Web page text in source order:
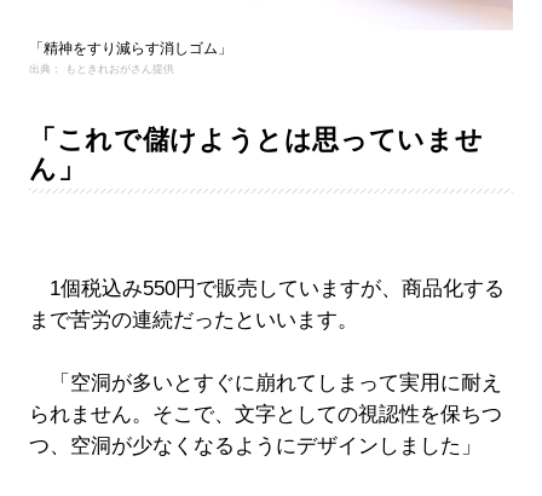
「精神をすり減らす消しゴム」
出典： もときれおがさん提供
「これで儲けようとは思っていませ
ん」
1個税込み550円で販売していますが、商品化する
まで苦労の連続だったといいます。
「空洞が多いとすぐに崩れてしまって実用に耐え
られません。そこで、文字としての視認性を保ちつ
つ、空洞が少なくなるようにデザインしました」